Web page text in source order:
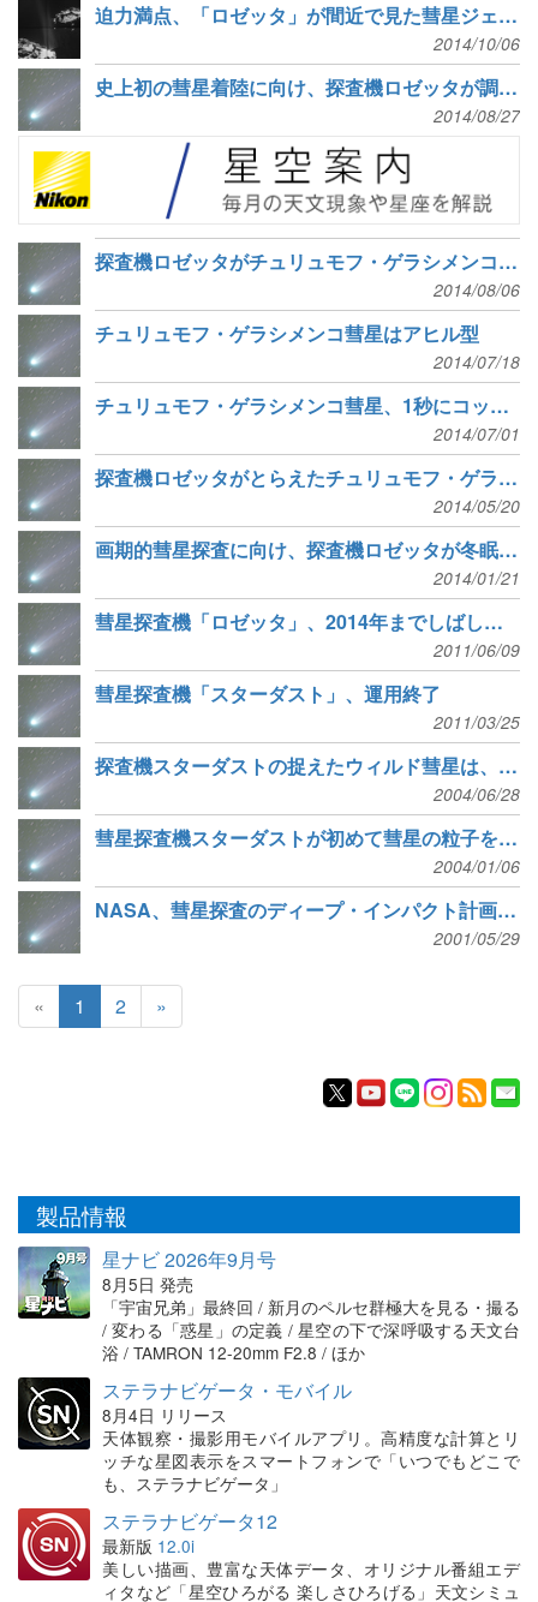
迫力満点、「ロゼッタ」が間近で見た彗星ジェット
2014/10/06
史上初の彗星着陸に向け、探査機ロゼッタが調査中
2014/08/27
探査機ロゼッタがチュリュモフ・ゲラシメンコ彗星に到着
2014/08/06
チュリュモフ・ゲラシメンコ彗星はアヒル型
2014/07/18
チュリュモフ・ゲラシメンコ彗星、1秒にコップ2杯の水を放出
2014/07/01
探査機ロゼッタがとらえたチュリュモフ・ゲラシメンコ彗星
2014/05/20
画期的彗星探査に向け、探査機ロゼッタが冬眠から復帰
2014/01/21
彗星探査機「ロゼッタ」、2014年までしばし冬眠へ
2011/06/09
彗星探査機「スターダスト」、運用終了
2011/03/25
探査機スターダストの捉えたウィルド彗星は、汚れた雪の塊ではない
2004/06/28
彗星探査機スターダストが初めて彗星の粒子を見事に採取
2004/01/06
NASA、彗星探査のディープ・インパクト計画にGOサイン！
2001/05/29
« 1 2 »
製品情報
星ナビ 2026年9月号
8月5日 発売
「宇宙兄弟」最終回 / 新月のペルセ群極大を見る・撮る
/ 変わる「惑星」の定義 / 星空の下で深呼吸する天文台
浴 / TAMRON 12-20mm F2.8 / ほか
ステラナビゲータ・モバイル
8月4日 リリース
天体観察・撮影用モバイルアプリ。高精度な計算とリ
ッチな星図表示をスマートフォンで「いつでもどこで
も、ステラナビゲータ」
ステラナビゲータ12
最新版 12.0i
美しい描画、豊富な天体データ、オリジナル番組エデ
ィタなど「星空ひろがる 楽しさひろげる」天文シミュ